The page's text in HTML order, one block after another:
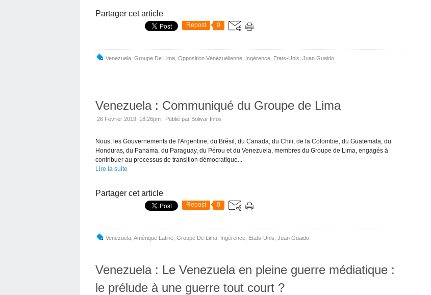
Partager cet article
Repost 0
Venezuela Groupe De Lima Opposition Vénézuélienne Ingérence Etats-Unis Juan Guaido
Venezuela : Communiqué du Groupe de Lima
26 Février 2019, 18:26pm | Publié par Bolivar Infos
Nous, les Gouvernements de l'Argentine, du Brésil, du Canada, du Chili, de la Colombie, du Guatemala, du
Honduras, du Panama, du Paraguay, du Pérou et du Venezuela, membres du Groupe de Lima, engagés à
contribuer au processus de transition démocratique...
Lire la suite
Partager cet article
Repost 0
Venezuela Amérique Latine Groupe De Lima Ingérence Etats-Unis Juan Guaido
Venezuela : Le Venezuela en pleine guerre médiatique :
le prélude à une guerre tout court ?